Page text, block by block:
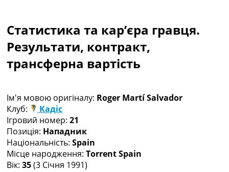
Чемпіонат Світу
Україна. Прем’єр-Ліга
Україна. Перша Ліга
Ліга Чемпіонів
Ще Турніри >>>
Таблиці
Чемпіонат Світу. Турнирні таблиці
Таблиця УПЛ
Перша Ліга
Таблиця АПЛ
Таблиця Ла Ліги
Статистика та кар’єра гравця.
Результати, контракт,
трансферна вартість
Ім'я мовою оригіналу: Roger Martí Salvador
Клуб:
Кадіс
Ігровий номер: 21
Позиція: Нападник
Національність: Spain
Місце народження: Torrent Spain
Вік: 35(3 Січня 1991)